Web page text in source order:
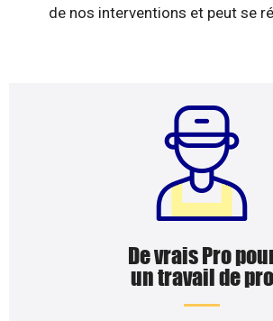
de nos interventions et peut se
De vrais Pro
un travail de pro